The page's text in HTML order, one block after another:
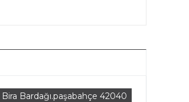
Bira Bardağı.paşabahçe 42040